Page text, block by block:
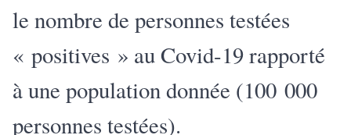
le nombre de personnes testées
« positives » au Covid-19 rapporté
à une population donnée (100 000
personnes testées).